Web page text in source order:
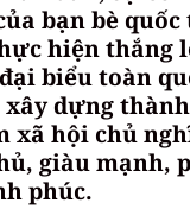
bạn bè quốc
hiện thắng
biểu toàn
dựng
xã hội chủ
giàu mạnh,
phúc.